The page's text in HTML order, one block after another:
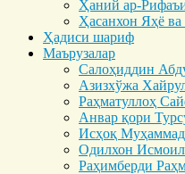
Ҳаний ар-
Ҳасанхон Яҳё
Ҳадиси шариф
Маърузалар
Салоҳиддин
Азизхўжа
Раҳматуллоҳ
Анвар қори
Исҳоқ Муҳаммад
Одилхон
Раҳимберди